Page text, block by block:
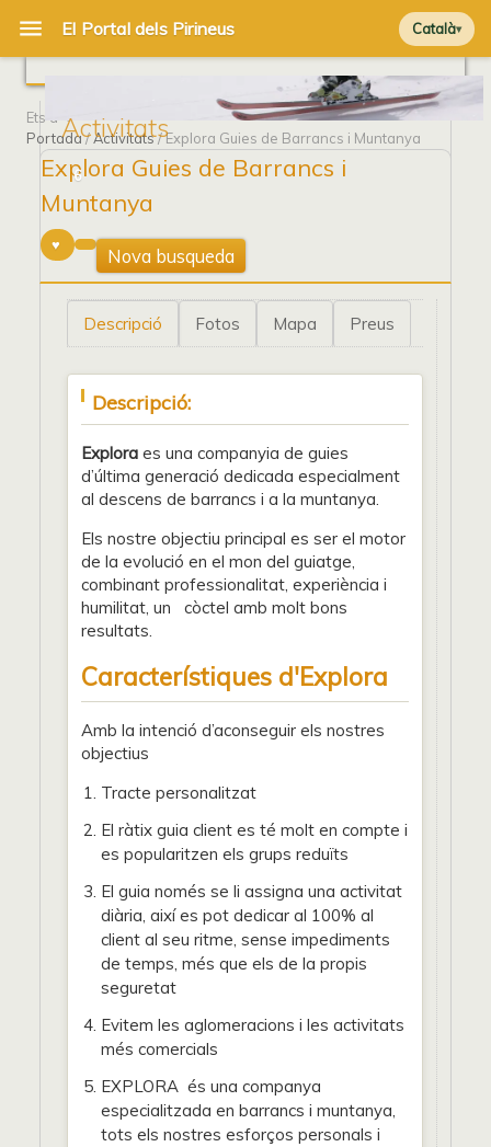
Català
Activitats
Ets a
Portada/Activitats/ Explora Guies de Barrancs i Muntanya
Explora Guies de Barrancs i
Muntanya
6
Nova busqueda
Descripció Fotos Mapa Preus
Descripció:
Explora es una companyia de guies
d’última generació dedicada especialment
al descens de barrancs i a la muntanya.
Els nostre objectiu principal es ser el motor
de la evolució en el mon del guiatge,
combinant professionalitat, experiència i
humilitat, un còctel amb molt bons
resultats.
Característiques d'Explora
Amb la intenció d’aconseguir els nostres
objectius
Tracte personalitzat
El ràtix guia client es té molt en compte i
es popularitzen els grups reduïts
El guia només se li assigna una activitat
diària, així es pot dedicar al 100% al
client al seu ritme, sense impediments
de temps, més que els de la propis
seguretat
Evitem les aglomeracions i les activitats
més comercials
EXPLORA és una companya
especialitzada en barrancs i muntanya,
tots els nostres esforços personals i